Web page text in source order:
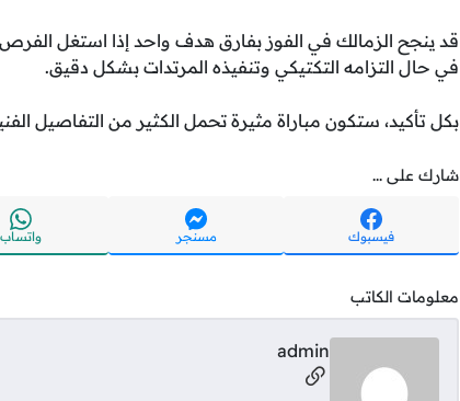
قد ينجح الزمالك في الفوز بفارق هدف واحد إذا استغل
في حال التزامه التكتيكي وتنفيذه المرتدات بشكل دقيق.
بكل تأكيد، ستكون مباراة مثيرة تحمل الكثير من التفاصيل
شارك على ...
فيسبوك مسنجر واتساب
معلومات الكاتب
admin
مواقع التواصل